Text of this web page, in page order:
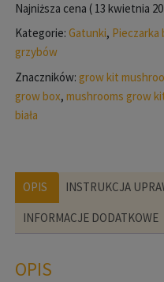
GROW
KIT
Najniższa cena (13 kwietnia
Kategorie: Gatunki, Pieczarka
grzybów
Znaczników: grow kit
grow box, mushrooms grow
biała
OPIS INSTRUKCJA
INFORMACJE DODATKOWE
OPIS